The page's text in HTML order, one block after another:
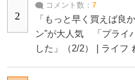
2
コメント数： 7
「もっと早く買えば良
ン”が大人気 「プライ
した」（2/2） | ライフ